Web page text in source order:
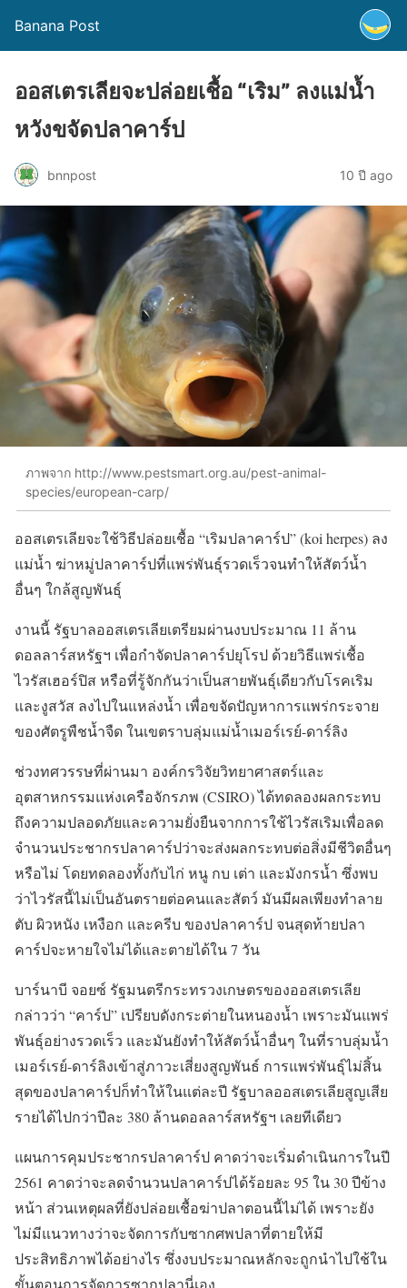
Banana Post
ออสเตรเลียจะปล่อยเชื้อ “เริม” ลงแม่น้ำ
หวังขจัดปลาคาร์ป
bnnpost 10 ปี ago
ภาพจาก http://www.pestsmart.org.au/pest-animal-
species/european-carp/
ออสเตรเลียจะใช้วิธีปล่อยเชื้อ “เริมปลาคาร์ป” (koi herpes) ลง
แม่น้ำ ฆ่าหมู่ปลาคาร์ปที่แพร่พันธุ์รวดเร็วจนทำให้สัตว์น้ำ
อื่นๆ ใกล้สูญพันธุ์
งานนี้ รัฐบาลออสเตรเลียเตรียมผ่านงบประมาณ 11 ล้าน
ดอลลาร์สหรัฐฯ เพื่อกำจัดปลาคาร์ปยุโรป ด้วยวิธีแพร่เชื้อ
ไวรัสเฮอร์ปิส หรือที่รู้จักกันว่าเป็นสายพันธุ์เดียวกับโรคเริม
และงูสวัส ลงไปในแหล่งน้ำ เพื่อขจัดปัญหาการแพร่กระจาย
ของศัตรูพืชน้ำจืด ในเขตราบลุ่มแม่น้ำเมอร์เรย์-ดาร์ลิง
ช่วงทศวรรษที่ผ่านมา องค์กรวิจัยวิทยาศาสตร์และ
อุตสาหกรรมแห่งเครือจักรภพ (CSIRO) ได้ทดลองผลกระทบ
ถึงความปลอดภัยและความยั่งยืนจากการใช้ไวรัสเริมเพื่อลด
จำนวนประชากรปลาคาร์ปว่าจะส่งผลกระทบต่อสิ่งมีชีวิตอื่นๆ
หรือไม่ โดยทดลองทั้งกับไก่ หนู กบ เต่า และมังกรน้ำ ซึ่งพบ
ว่าไวรัสนี้ไม่เป็นอันตรายต่อคนและสัตว์ มันมีผลเพียงทำลาย
ตับ ผิวหนัง เหงือก และครีบ ของปลาคาร์ป จนสุดท้ายปลา
คาร์ปจะหายใจไม่ได้และตายได้ใน 7 วัน
บาร์นาบี จอยซ์ รัฐมนตรีกระทรวงเกษตรของออสเตรเลีย
กล่าวว่า “คาร์ป” เปรียบดังกระต่ายในหนองน้ำ เพราะมันแพร่
พันธุ์อย่างรวดเร็ว และมันยังทำให้สัตว์น้ำอื่นๆ ในที่ราบลุ่มน้ำ
เมอร์เรย์-ดาร์ลิงเข้าสู่ภาวะเสี่ยงสูญพันธ์ การแพร่พันธุ์ไม่สิ้น
สุดของปลาคาร์ปก็ทำให้ในแต่ละปี รัฐบาลออสเตรเลียสูญเสีย
รายได้ไปกว่าปีละ 380 ล้านดอลลาร์สหรัฐฯ เลยทีเดียว
แผนการคุมประชากรปลาคาร์ป คาดว่าจะเริ่มดำเนินการในปี
2561 คาดว่าจะลดจำนวนปลาคาร์ปได้ร้อยละ 95 ใน 30 ปีข้าง
หน้า ส่วนเหตุผลที่ยังปล่อยเชื้อฆ่าปลาตอนนี้ไม่ได้ เพราะยัง
ไม่มีแนวทางว่าจะจัดการกับซากศพปลาที่ตายให้มี
ประสิทธิภาพได้อย่างไร ซึ่งงบประมาณหลักจะถูกนำไปใช้ใน
ขั้นตอนการจัดการซากปลานี่เอง